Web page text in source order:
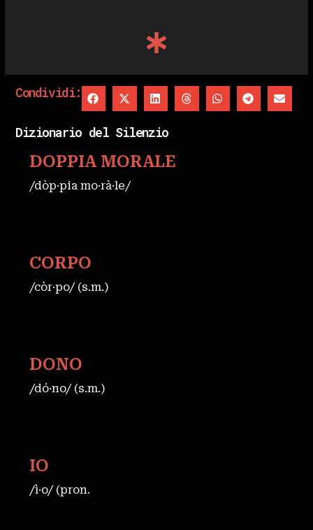
Condividi:
Dizionario del Silenzio
DOPPIA MORALE
/dòp·pia mo·rà·le/
CORPO
/còr·po/ (s.m.)
DONO
/dó·no/ (s.m.)
IO
/ì·o/ (pron.